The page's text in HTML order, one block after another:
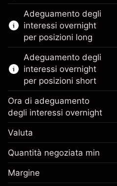
Questo strumento
per il trading di CFD e
Scopri di più su:
CFD
Knock-out
Adeguamento degli
interessi overnight
per posizioni long
Margine. Il tuo
Adeguamento
finanziamento
Oneri per l'intero valore
posizione
Adeguamento degli
interessi overnight
per posizioni short
Margine. Il tuo
investimento
Ora di adeguamento
degli interessi overnight
Valuta
Quantità negoziata min
Margine